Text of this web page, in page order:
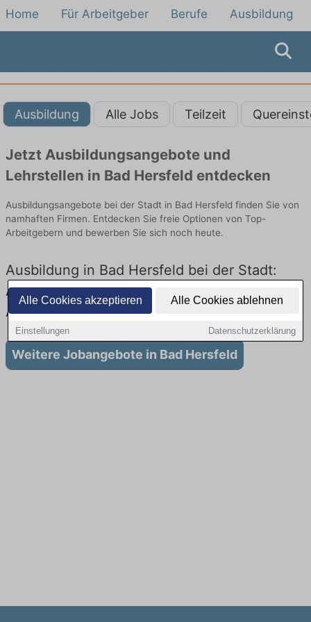
Alle Cookies akzeptieren Alle Cookies ablehnen
Einstellungen Datenschutzerklärung
Home Für Arbeitgeber Berufe Ausbildung
Ausbildung Alle Jobs Teilzeit
Jetzt Ausbildungsangebote und
Lehrstellen in Bad Hersfeld entdecken
Ausbildungsangebote bei der Stadt in Bad Hersfeld finden Sie von
namhaften Firmen. Entdecken Sie freie Optionen von Top-
Arbeitgebern und bewerben Sie sich noch heute.
Ausbildung in Bad Hersfeld bei der Stadt:
Aktuell gibt es keine Stellenangebote für
Ausbildung in Bad Hersfeld
Weitere Jobangebote in Bad Hersfeld